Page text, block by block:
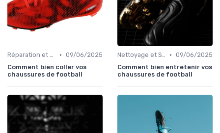
Réparation et Maintenance • 09/06/2025
Comment bien coller vos
chaussures de football
Nettoyage et Soins • 09/06/2025
Comment bien entretenir vos
chaussures de football